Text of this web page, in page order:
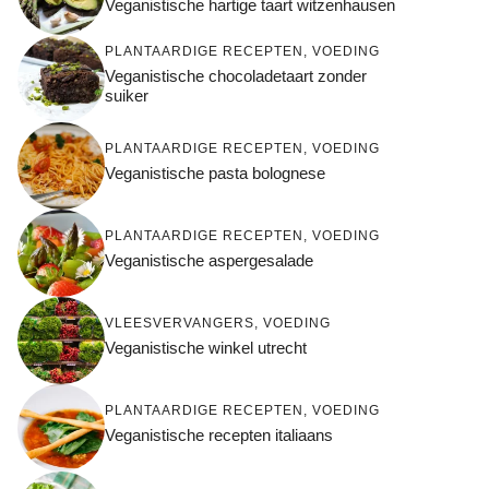
Veganistische hartige taart witzenhausen
PLANTAARDIGE RECEPTEN , VOEDING
Veganistische chocoladetaart zonder
suiker
PLANTAARDIGE RECEPTEN , VOEDING
Veganistische pasta bolognese
PLANTAARDIGE RECEPTEN , VOEDING
Veganistische aspergesalade
VLEESVERVANGERS, VOEDING
Veganistische winkel utrecht
PLANTAARDIGE RECEPTEN , VOEDING
Veganistische recepten italiaans